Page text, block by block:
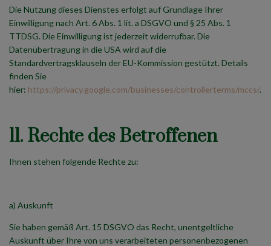
Die Nutzung dieses Dienstes erfolgt auf Grundlage Ihrer
Einwilligung nach Art. 6 Abs. 1 lit. a DSGVO und § 25 Abs. 1
TTDSG. Die Einwilligung ist jederzeit widerrufbar. Die
Datenübertragung in die USA wird auf die
Standardvertragsklauseln der EU-Kommission gestützt. Details
finden Sie
hier: https://privacy.google.com/businesses/controllerterms/mccs/.
11. Rechte des Betroffenen
Ihnen stehen folgende Rechte zu:
a) Auskunft
Sie haben gemäß Art. 15 DSGVO das Recht, unentgeltliche
Auskunft über Ihre von uns verarbeiteten personenbezogenen